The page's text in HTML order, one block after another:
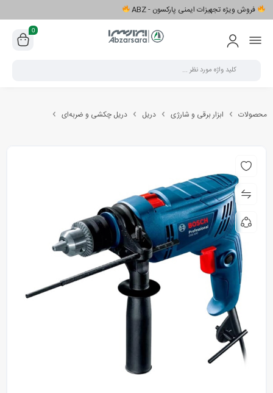
فروش ویژه تجهیزات ایمنی پارکسون - ABZ
0
محصولات ابزار برقی و شارژی دریل دریل چکشی و ضربه‌ای